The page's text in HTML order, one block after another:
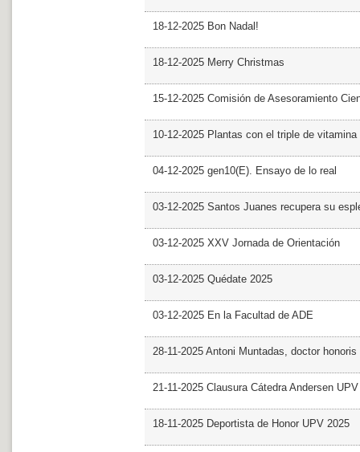
18-12-2025 Bon Nadal!
18-12-2025 Merry Christmas
15-12-2025 Comisión de Asesoramiento
10-12-2025 Plantas con el triple de vitamina
04-12-2025 gen10(E). Ensayo de lo real
03-12-2025 Santos Juanes recupera su
03-12-2025 XXV Jornada de Orientación
03-12-2025 Quédate 2025
03-12-2025 En la Facultad de ADE
28-11-2025 Antoni Muntadas, doctor
21-11-2025 Clausura Cátedra Andersen UPV
18-11-2025 Deportista de Honor UPV 2025